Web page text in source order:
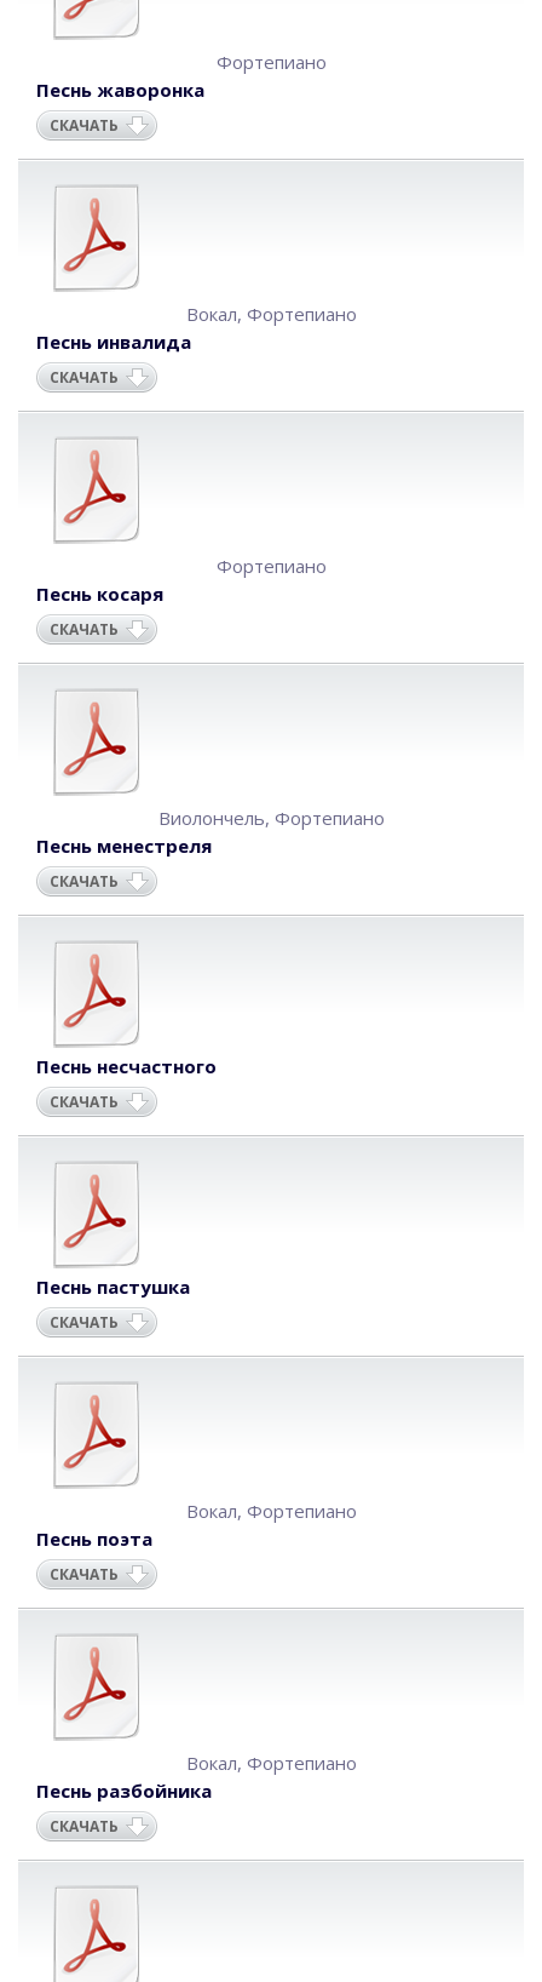
Фортепиано
Песнь жаворонка
СКАЧАТЬ
Вокал, Фортепиано
Песнь инвалида
СКАЧАТЬ
Фортепиано
Песнь косаря
СКАЧАТЬ
Виолончель, Фортепиано
Песнь менестреля
СКАЧАТЬ
Песнь несчастного
СКАЧАТЬ
Песнь пастушка
СКАЧАТЬ
Вокал, Фортепиано
Песнь поэта
СКАЧАТЬ
Вокал, Фортепиано
Песнь разбойника
СКАЧАТЬ